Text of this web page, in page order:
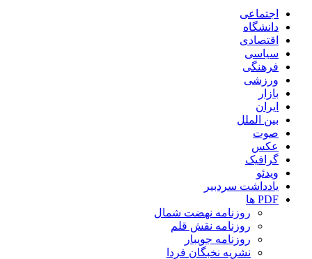
اجتماعی
دانشگاه
اقتصادی
سیاسی
فرهنگی
ورزشی
بازار
ایران
بین الملل
صوت
عکس
گرافیک
ویدئو
یادداشت سردبیر
PDF ها
روزنامه نهضت شمال
روزنامه نقش قلم
روزنامه جویبار
نشریه نخبگان فردا